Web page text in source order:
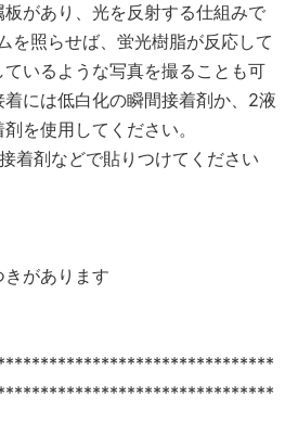
があり、光を反射する仕組みで
を照らせば、蛍光樹脂が反応して
いるような写真を撮ることも可
には低白化の瞬間接着剤か、2液
を使用してください。
着剤などで貼りつけてください
があります